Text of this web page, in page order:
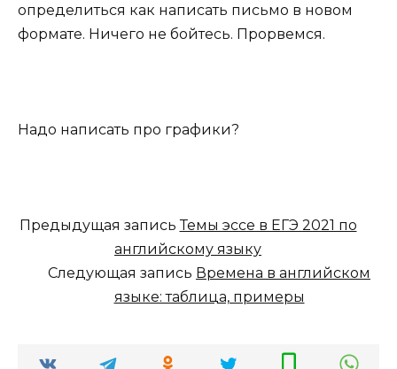
определиться как написать письмо в новом
формате. Ничего не бойтесь. Прорвемся.
Надо написать про графики?
Предыдущая записьТемы эссе в ЕГЭ 2021 по
английскому языку
Следующая запись Времена в английском
языке: таблица, примеры